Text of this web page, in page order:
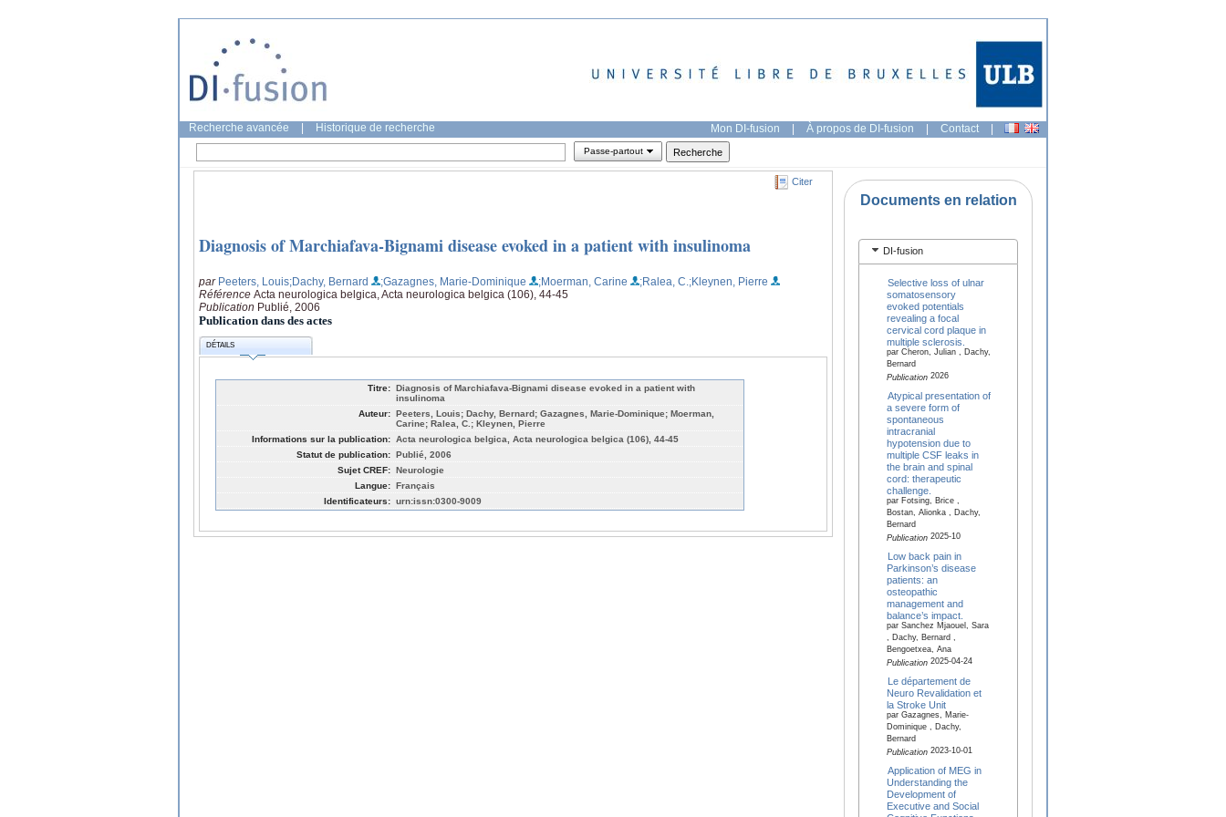
Recherche avancée Historique de recherche Mon DI-fusion | À propos de DI-fusion | Contact |
Passe-partout
Citer
Diagnosis of Marchiafava-Bignami disease evoked in a patient with insulinoma
par Peeters, Louis;Dachy, Bernard ;Gazagnes, Marie-Dominique ;Moerman, Carine ;Ralea, C. ;Kleynen, Pierre
Référence Acta neurologica belgica, Acta neurologica belgica (106), 44-45
Publication Publié, 2006
Publication dans des actes
DÉTAILS
Titre: Diagnosis of Marchiafava-Bignami disease evoked in a patient with
insulinoma
Auteur: Peeters, Louis; Dachy, Bernard; Gazagnes, Marie-Dominique; Moerman,
Carine; Ralea, C.; Kleynen, Pierre
Informations sur la publication: Acta neurologica belgica, Acta neurologica belgica (106), 44-45
Statut de publication: Publié, 2006
Sujet CREF: Neurologie
Langue: Français
Identificateurs: urn:issn:0300-9009
Documents en relation
DI-fusion
Selective loss of ulnar
somatosensory
evoked potentials
revealing a focal
cervical cord plaque in
multiple sclerosis.
par Cheron, Julian , Dachy,
Bernard
Publication2026
Atypical presentation of
a severe form of
spontaneous
intracranial
hypotension due to
multiple CSF leaks in
the brain and spinal
cord: therapeutic
challenge.
par Fotsing, Brice ,
Bostan, Alionka , Dachy,
Bernard
Publication2025-10
Low back pain in
Parkinson’s disease
patients: an
osteopathic
management and
balance’s impact.
par Sanchez Mjaouel, Sara
, Dachy, Bernard ,
Bengoetxea, Ana
Publication2025-04-24
Le département de
Neuro Revalidation et
la Stroke Unit
par Gazagnes, Marie-
Dominique , Dachy,
Bernard
Publication2023-10-01
Application of MEG in
Understanding the
Development of
Executive and Social